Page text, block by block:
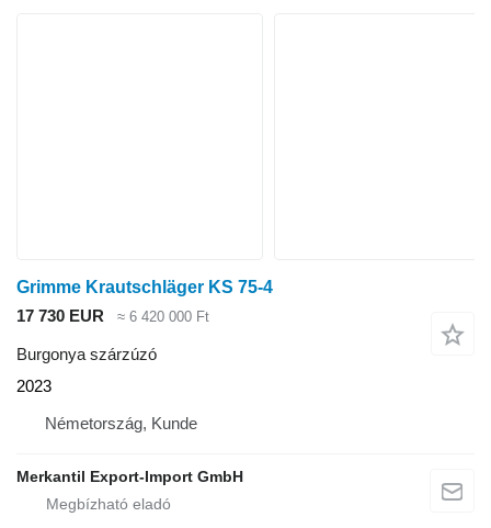
Grimme Krautschläger KS 75-4
17 730 EUR
≈ 6 420 000 Ft
Burgonya szárzúzó
2023
Németország, Kunde
Merkantil Export-Import GmbH